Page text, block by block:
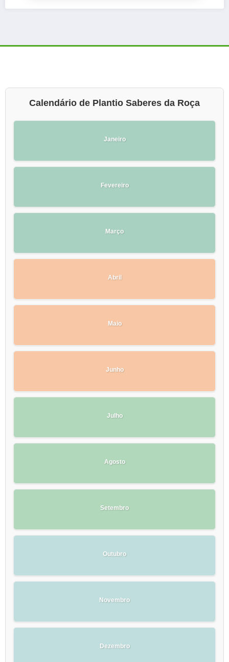
Calendário de Plantio Saberes da Roça
Janeiro
Fevereiro
Março
Abril
Maio
Junho
Julho
Agosto
Setembro
Outubro
Novembro
Dezembro